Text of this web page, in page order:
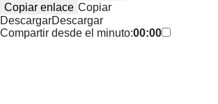
Copiar enlace Copiar
DescargarDescargar
Compartir desde el minuto:00:00